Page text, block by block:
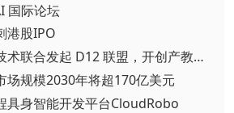
国际论坛
港股IPO
▪ 重磅官宣！汇川技术联合发起 D12 联盟，开创产教融合新范式
场规模2030年将超170亿美元
具身智能开发平台CloudRobo